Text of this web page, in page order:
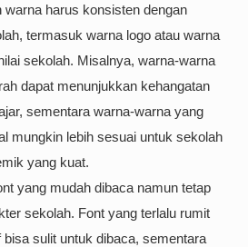
warna harus konsisten dengan
termasuk warna logo atau warna
sekolah. Misalnya, warna-warna
dapat menunjukkan kehangatan
sementara warna-warna yang
mungkin lebih sesuai untuk sekolah
yang kuat.
yang mudah dibaca namun tetap
sekolah. Font yang terlalu rumit
bisa sulit untuk dibaca, sementara